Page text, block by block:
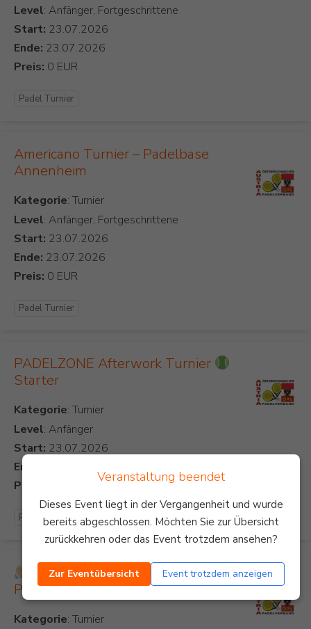
Veranstaltung beendet
Dieses Event liegt in der Vergangenheit und wurde
bereits abgeschlossen. Möchten Sie zur Übersicht
zurückkehren oder das Event trotzdem ansehen?
Zur Eventübersicht Event trotzdem anzeigen
Level: Anfänger, Fortgeschrittene
Start:
Ende:
Preis:
Padel Turnier
Americano Turnier – Padelbase
Annenheim
Kategorie
Level: Anfänger, Fortgeschrittene
Start:
Ende:
Preis:
Padel Turnier
PADELZONE Afterwork Turnier
Starter
Kategorie
Level: Anfänger
Start:
Ende:
Preis:
Padel Turnier
Come together & Play
Padel4fun in Baden
Kategorie